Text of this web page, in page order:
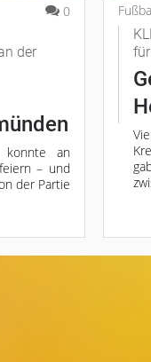
0
der
konnte an
– und
der Partie
für